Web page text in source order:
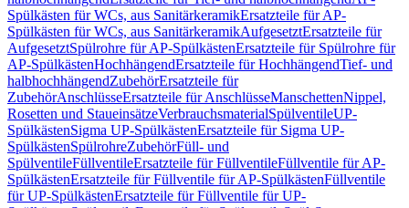
Spülkästen für WCs, aus SanitärkeramikErsatzteile für AP-
Spülkästen für WCs, aus SanitärkeramikAufgesetztErsatzteile für
AufgesetztSpülrohre für AP-SpülkästenErsatzteile für Spülrohre für
AP-SpülkästenHochhängendErsatzteile für HochhängendTief- und
halbhochhängendZubehörErsatzteile für
ZubehörAnschlüsseErsatzteile für AnschlüsseManschettenNippel,
Rosetten und StaueinsätzeVerbrauchsmaterialSpülventileUP-
SpülkästenSigma UP-SpülkästenErsatzteile für Sigma UP-
SpülkästenSpülrohreZubehörFüll- und
SpülventileFüllventileErsatzteile für FüllventileFüllventile für AP-
SpülkästenErsatzteile für Füllventile für AP-SpülkästenFüllventile
für UP-SpülkästenErsatzteile für Füllventile für UP-